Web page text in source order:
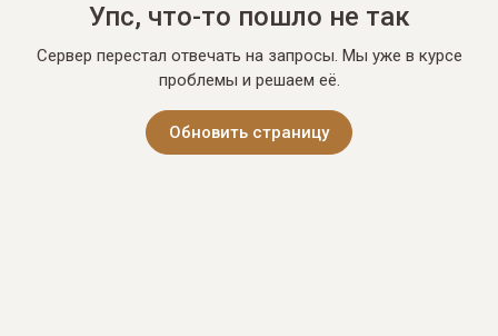
Упс, что-то пошло не так
Сервер перестал отвечать на запросы. Мы уже в курсе
проблемы и решаем её.
Обновить страницу